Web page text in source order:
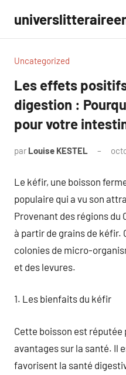
contenu
Uncategorized
Les effets
digestion :
pour votre
par Louise KESTEL
Le kéfir, une boisson
populaire qui a vu son
Provenant des régions du
à partir de grains de kéfir.
colonies de micro-
et des levures.
1. Les bienfaits du kéfir
Cette boisson est réputée
avantages sur la santé. Il
favorisent la santé